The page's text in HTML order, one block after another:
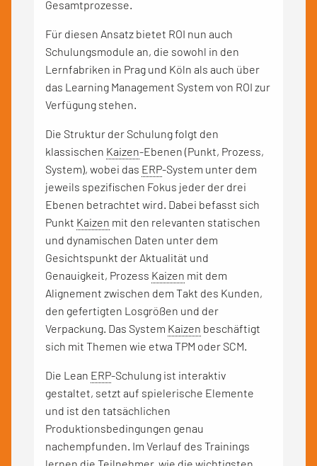
Gesamtprozesse.
Für diesen Ansatz bietet ROI nun auch
Schulungsmodule an, die sowohl in den
Lernfabriken in Prag und Köln als auch über
das Learning Management System von ROI zur
Verfügung stehen.
Die Struktur der Schulung folgt den
klassischen Kaizen-Ebenen (Punkt, Prozess,
System), wobei das ERP-System unter dem
jeweils spezifischen Fokus jeder der drei
Ebenen betrachtet wird. Dabei befasst sich
Punkt Kaizen mit den relevanten statischen
und dynamischen Daten unter dem
Gesichtspunkt der Aktualität und
Genauigkeit, Prozess Kaizen mit dem
Alignement zwischen dem Takt des Kunden,
den gefertigten Losgrößen und der
Verpackung. Das System Kaizen beschäftigt
sich mit Themen wie etwa TPM oder SCM.
Die Lean ERP-Schulung ist interaktiv
gestaltet, setzt auf spielerische Elemente
und ist den tatsächlichen
Produktionsbedingungen genau
nachempfunden. Im Verlauf des Trainings